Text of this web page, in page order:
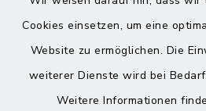
Cookies einsetzen, um eine
Website zu ermöglichen. Die
weiterer Dienste wird bei
Weitere Informationen